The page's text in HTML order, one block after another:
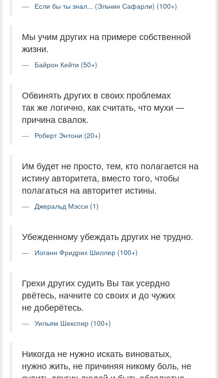
Если бы ты знал... (Эльчин Сафарли) (100+)
Мы учим других на примере собственной
жизни.
Байрон Кейти (50+)
Обвинять других в своих проблемах
так же логично, как считать, что мухи —
причина свалок.
Роберт Энтони (20+)
Им будет не просто, тем, кто полагается на
истину авторитета, вместо того, чтобы
полагаться на авторитет истины.
Джеральд Мэсси (1)
Убежденному убеждать других не трудно.
Иоганн Фридрих Шиллер (100+)
Грехи других судить Вы так усердно
рвётесь, начните со своих и до чужих
не доберётесь.
Уильям Шекспир (100+)
Никогда не нужно искать виноватых,
нужно жить, не причиняя никому боль, не